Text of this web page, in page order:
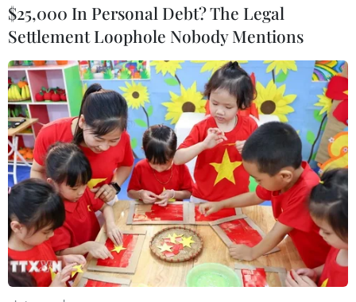
Mỹ ủng hộ các cuộc không kích của Israel
vào các mục tiêu của Iran
29/12/2018 02:03
Mỹ khẳng định sẽ ủng hộ đầy đủ quyền tự vệ của Israel
nhằm chống lại chủ nghĩa phiêu lưu xâm lược của Iran
và nhấn mạnh sẽ đảm bảo việc Israel có các phương
tiện để thực hiện quyền của mình.
$25,000 In Personal Debt? The Legal
Settlement Loophole Nobody Mentions